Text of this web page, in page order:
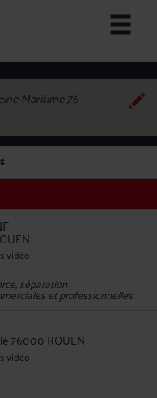
Maritime 76
vidéo
séparation
et professionnelles
76000 ROUEN
vidéo